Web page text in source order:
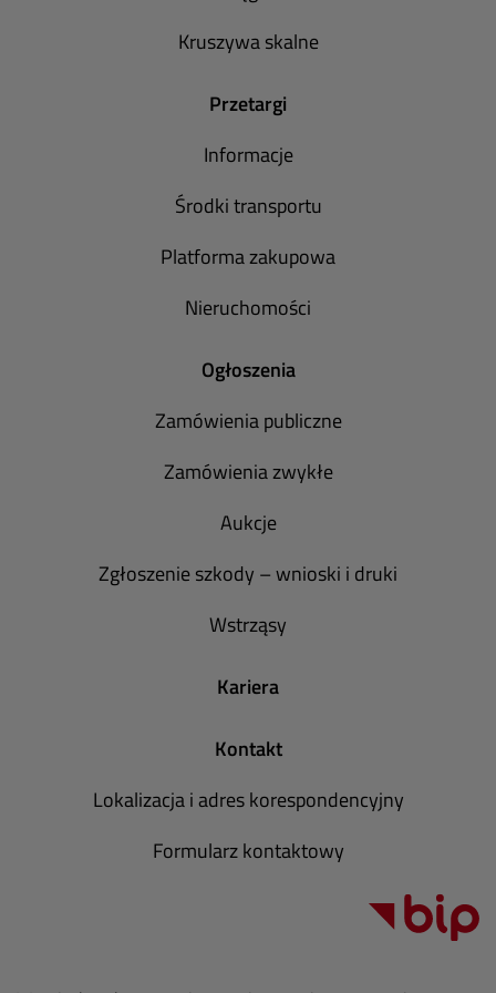
Kruszywa skalne
Przetargi
Informacje
Środki transportu
Platforma zakupowa
Nieruchomości
Ogłoszenia
Zamówienia publiczne
Zamówienia zwykłe
Aukcje
Zgłoszenie szkody – wnioski i druki
Wstrząsy
Kariera
Kontakt
Lokalizacja i adres korespondencyjny
Formularz kontaktowy